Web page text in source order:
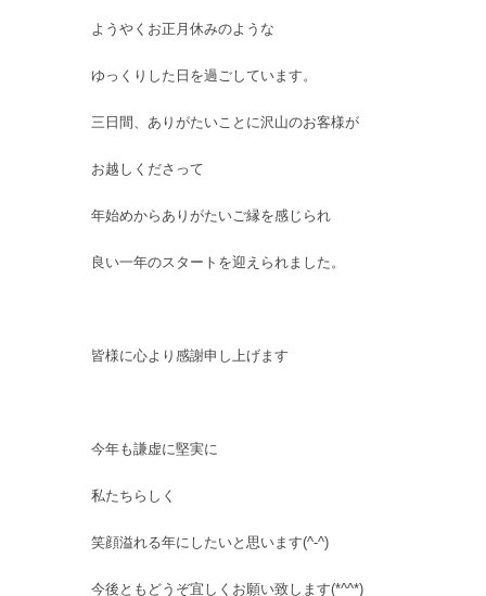
ようやくお正月休みのような
ゆっくりした日を過ごしています。
三日間、ありがたいことに沢山のお客様が
お越しくださって
年始めからありがたいご縁を感じられ
良い一年のスタートを迎えられました。
皆様に心より感謝申し上げます
今年も謙虚に堅実に
私たちらしく
笑顔溢れる年にしたいと思います(^-^)
今後ともどうぞ宜しくお願い致します(*^^*)